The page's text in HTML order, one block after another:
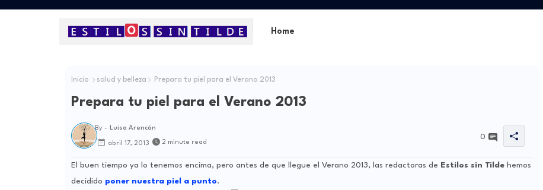
Home
Inicio salud y belleza Prepara tu piel para el Verano 2013
Prepara tu piel para el Verano 2013
By - Luisa Arencón
abril 17, 2013 2 minute read
0
El buen tiempo ya lo tenemos encima, pero antes de que llegue el Verano 2013, las redactoras de Estilos sin Tildehemos
decidido poner nuestra piel a punto.